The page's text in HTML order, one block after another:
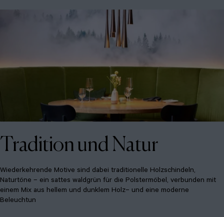
Tradition und Natur
Wiederkehrende Motive sind dabei traditionelle Holzschindeln,
Naturtöne – ein sattes waldgrün für die Polstermöbel, verbunden mit
einem Mix aus hellem und dunklem Holz– und eine moderne
Beleuchtun